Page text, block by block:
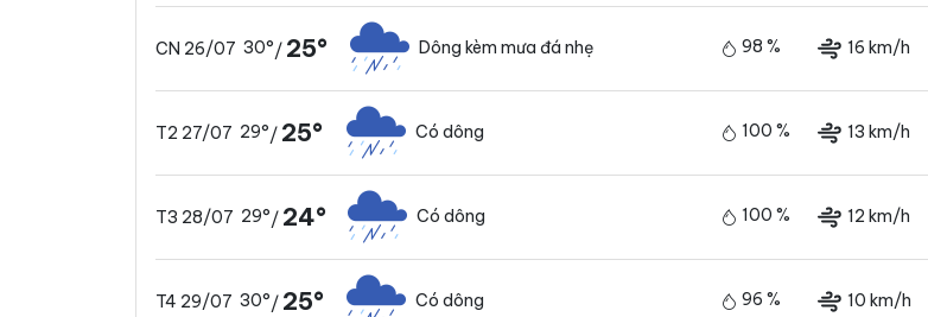
CN 26/07 30°/ 25° Dông kèm mưa đá nhẹ 98 % 16 km/h
T2 27/07 29°/ 25° Có dông 100 % 13 km/h
T3 28/07 29°/ 24° Có dông 100 % 12 km/h
T4 29/07 30°/ 25° Có dông 96 % 10 km/h